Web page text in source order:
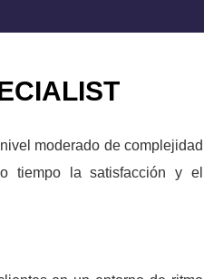
moderado de complejidad
tiempo la satisfacción y el